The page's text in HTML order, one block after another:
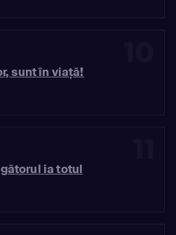
sunt în viaţă!
ia totul